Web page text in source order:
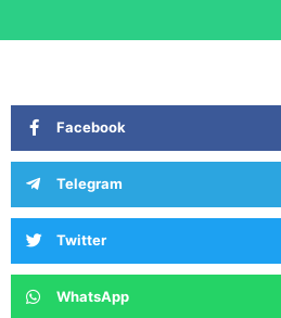
Facebook
Telegram
Twitter
WhatsApp